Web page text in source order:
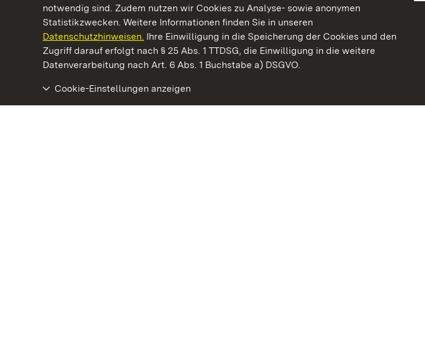
notwendig sind. Zudem nutzen wir Cookies zu Analyse- sowie anonymen
Statistikzwecken. Weitere Informationen finden Sie in unseren
Datenschutzhinweisen. Ihre Einwilligung in die Speicherung der Cookies und den
Zugriff darauf erfolgt nach § 25 Abs. 1 TTDSG, die Einwilligung in die weitere
Datenverarbeitung nach Art. 6 Abs. 1 Buchstabe a) DSGVO.
Cookie-Einstellungen anzeigen
Kommen. Staunen. Genießen.